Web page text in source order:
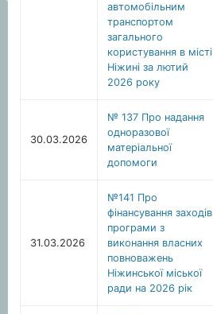
автомобільним
транспортом
загального
користування в місті
Ніжині за лютий
2026 року
30.03.2026
№ 137 Про надання
одноразової
матеріальної
допомоги
31.03.2026
№141 Про
фінансування заходів
програми з
виконання власних
повноважень
Ніжинської міської
ради на 2026 рік